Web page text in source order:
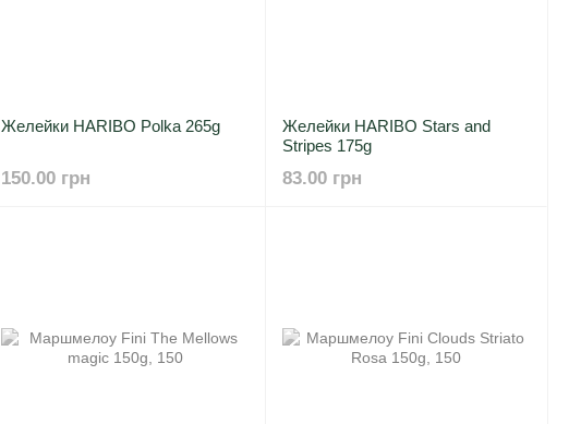
Желейки HARIBO Polka 265g
150.00 грн
Желейки HARIBO Stars and
Stripes 175g
83.00 грн